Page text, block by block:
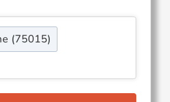
(75015)